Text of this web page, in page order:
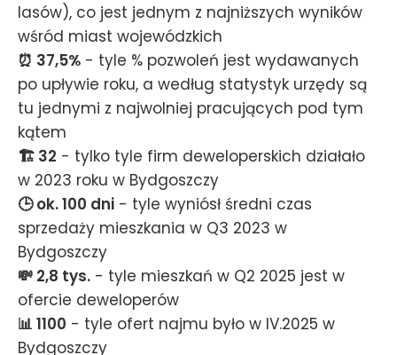
lasów), co jest jednym z najniższych wyników
wśród miast wojewódzkich
⏰ 37,5% - tyle % pozwoleń jest wydawanych
po upływie roku, a według statystyk urzędy są
tu jednymi z najwolniej pracujących pod tym
kątem
🏗️ 32 - tylko tyle firm deweloperskich działało
w 2023 roku w Bydgoszczy
🕒 ok. 100 dni - tyle wyniósł średni czas
sprzedaży mieszkania w Q3 2023 w
Bydgoszczy
💸 2,8 tys. - tyle mieszkań w Q2 2025 jest w
ofercie deweloperów
📊 1100 - tyle ofert najmu było w IV.2025 w
Bydgoszczy